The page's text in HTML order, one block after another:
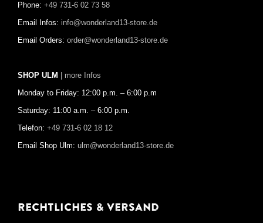
Phone: +49 731-6 02 73 58
Email Infos: info@wonderland13-store.de
Email Orders: order@wonderland13-store.de
SHOP ULM | more Infos
Monday to Friday: 12:00 p.m. – 6:00 p.m
Saturday: 11:00 a.m. – 6:00 p.m.
Telefon: +49 731-6 02 18 12
Email Shop Ulm: ulm@wonderland13-store.de
Rechtliches & Versand